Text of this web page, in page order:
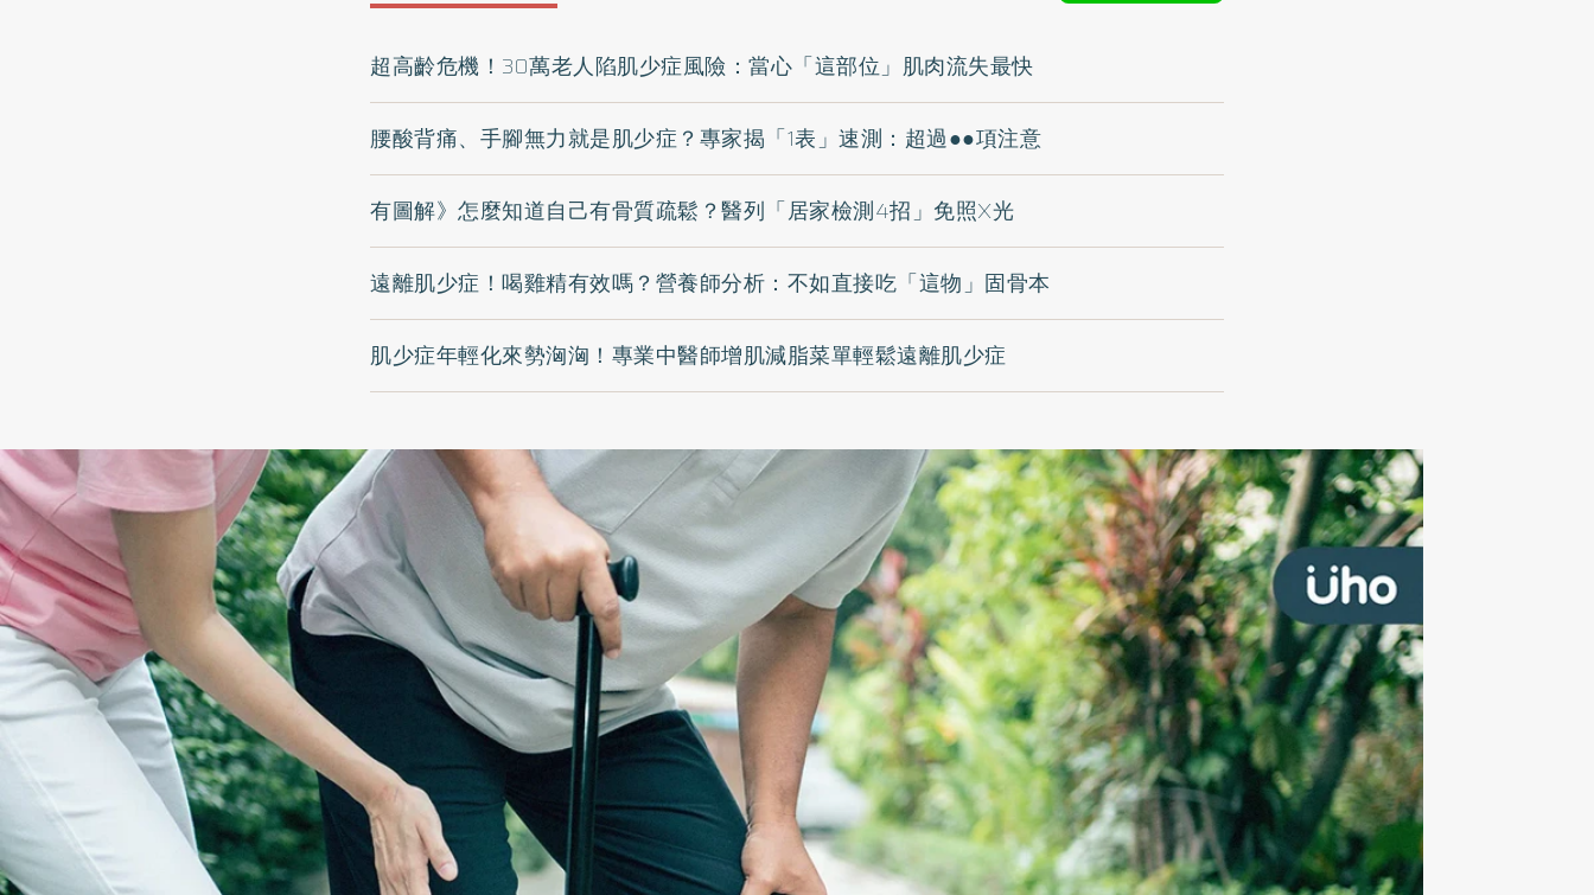
超高齡危機！30萬老人陷肌少症風險：當心「這部位」肌肉流失最快
腰酸背痛、手腳無力就是肌少症？專家揭「1表」速測：超過●●項注意
有圖解》怎麼知道自己有骨質疏鬆？醫列「居家檢測4招」免照X光
遠離肌少症！喝雞精有效嗎？營養師分析：不如直接吃「這物」固骨本
肌少症年輕化來勢洶洶！專業中醫師增肌減脂菜單輕鬆遠離肌少症